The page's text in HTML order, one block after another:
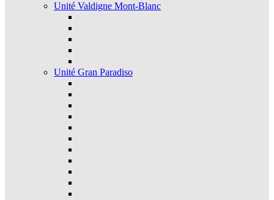
Unité Valdigne Mont-Blanc
Unité Gran Paradiso